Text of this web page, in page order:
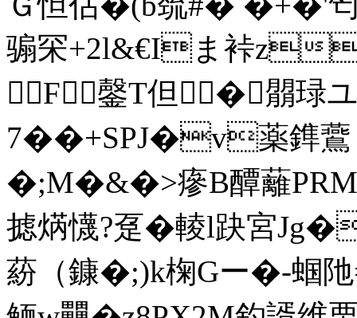
骟罙+2l&€Iま裃z
F鏧T但�朤
7��+SPJ�v薬鎨鷰
�;M�&�>瘮B醰蘺
摅焫懱?趸�輘l趹 宮
蒶（鏮�;)k椈Gー�-蝈阤